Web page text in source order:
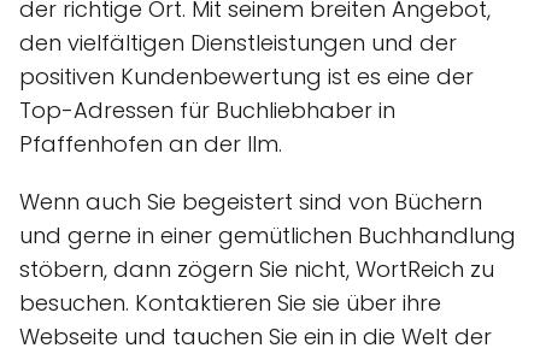
der richtige Ort. Mit seinem breiten Angebot,
den vielfältigen Dienstleistungen und der
positiven Kundenbewertung ist es eine der
Top-Adressen für Buchliebhaber in
Pfaffenhofen an der Ilm.
Wenn auch Sie begeistert sind von Büchern
und gerne in einer gemütlichen Buchhandlung
stöbern, dann zögern Sie nicht, WortReich zu
besuchen. Kontaktieren Sie sie über ihre
Webseite und tauchen Sie ein in die Welt der